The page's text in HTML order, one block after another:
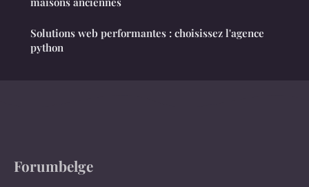
Solutions web performantes : choisissez l'agence
python
Forumbelge